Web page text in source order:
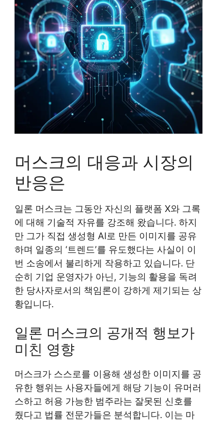
머스크의 대응과 시장의
반응은
일론 머스크는 그동안 자신의 플랫폼 X와 그록
에 대해 기술적 자유를 강조해 왔습니다. 하지
만 그가 직접 생성형 AI로 만든 이미지를 공유
하며 일종의 ‘트렌드’를 유도했다는 사실이 이
번 소송에서 불리하게 작용하고 있습니다. 단
순히 기업 운영자가 아닌, 기능의 활용을 독려
한 당사자로서의 책임론이 강하게 제기되는 상
황입니다.
일론 머스크의 공개적 행보가
미친 영향
머스크가 스스로를 이용해 생성한 이미지를 공
유한 행위는 사용자들에게 해당 기능이 유머러
스하고 허용 가능한 범주라는 잘못된 신호를
줬다고 법률 전문가들은 분석합니다. 이는 마